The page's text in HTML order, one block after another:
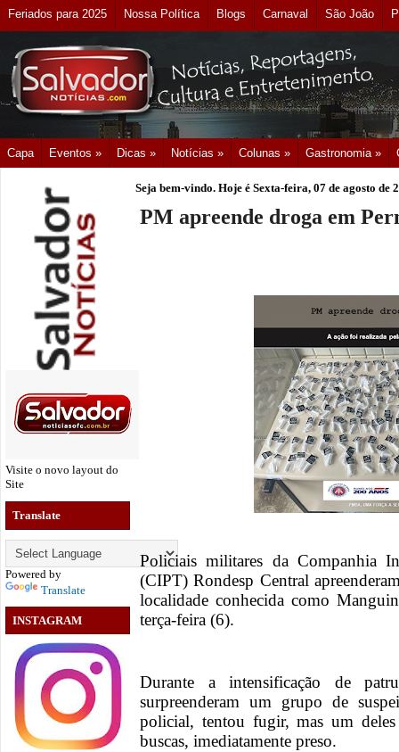
Feriados para 2025 Nossa Política Blogs Carnaval São João
Capa Eventos » Dicas » Notícias » Colunas » Gastronomia »
Visite o novo layout do
Site
Translate
Powered by
Translate
INSTAGRAM
Seja bem-vindo. Hoje é Sexta-feira, 07 de agosto de
PM apreende droga em
Policiais militares da Companhia
(CIPT) Rondesp Central
localidade conhecida como
terça-feira (6).
Durante a intensificação de
surpreenderam um grupo de
policial, tentou fugir, mas um
buscas, imediatamente preso.